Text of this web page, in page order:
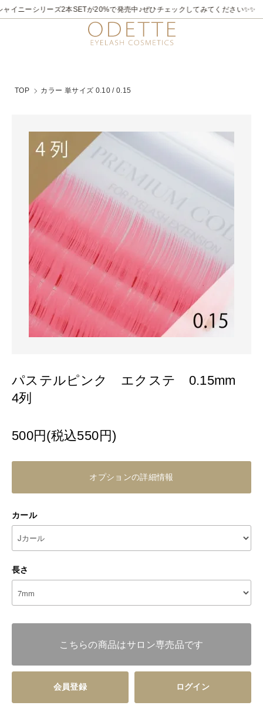
イニーシリーズ2本SETが20%で発売中♪ぜひチェックしてみてください✨✨
TOP カラー 単サイズ 0.10 / 0.15
パステルピンク エクステ 0.15mm
4列
500円(税込550円)
オプションの詳細情報
カール
長さ
こちらの商品はサロン専売品です
会員登録 ログイン